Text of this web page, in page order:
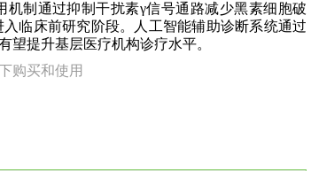
制通过抑制干扰素γ信号通路减少黑素细胞破
临床前研究阶段。人工智能辅助诊断系统通过
望提升基层医疗机构诊疗水平。
购买和使用